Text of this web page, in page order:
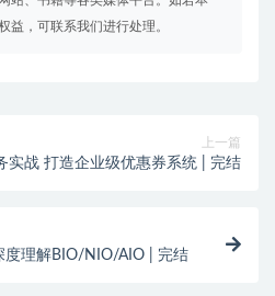
益，可联系我们进行处理。
上一篇
实战 打造企业级优惠券系统 | 完结
度理解BIO/NIO/AIO | 完结